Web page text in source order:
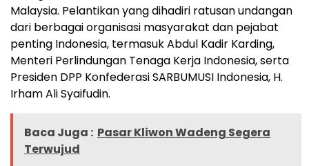
Malaysia. Pelantikan yang dihadiri ratusan undangan
dari berbagai organisasi masyarakat dan pejabat
penting Indonesia, termasuk Abdul Kadir Karding,
Menteri Perlindungan Tenaga Kerja Indonesia, serta
Presiden DPP Konfederasi SARBUMUSI Indonesia, H.
Irham Ali Syaifudin.
Baca Juga : Pasar Kliwon Wadeng Segera
Terwujud